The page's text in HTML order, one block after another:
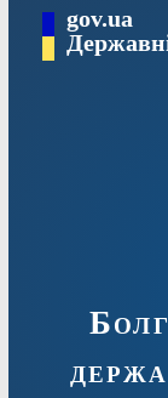
Перейтиgov.ua